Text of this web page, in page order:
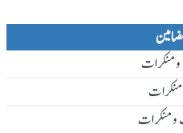
و منکرات
و منکرات